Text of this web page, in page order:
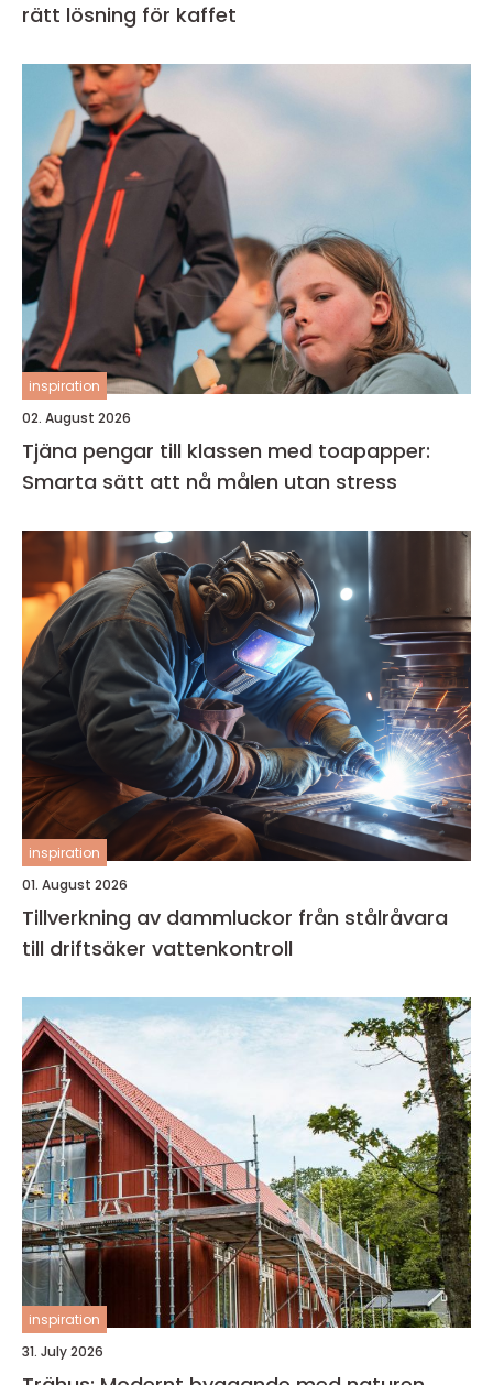
rätt lösning för kaffet
inspiration
02. August 2026
Tjäna pengar till klassen med toapapper:
Smarta sätt att nå målen utan stress
inspiration
01. August 2026
Tillverkning av dammluckor från stålråvara
till driftsäker vattenkontroll
inspiration
31. July 2026